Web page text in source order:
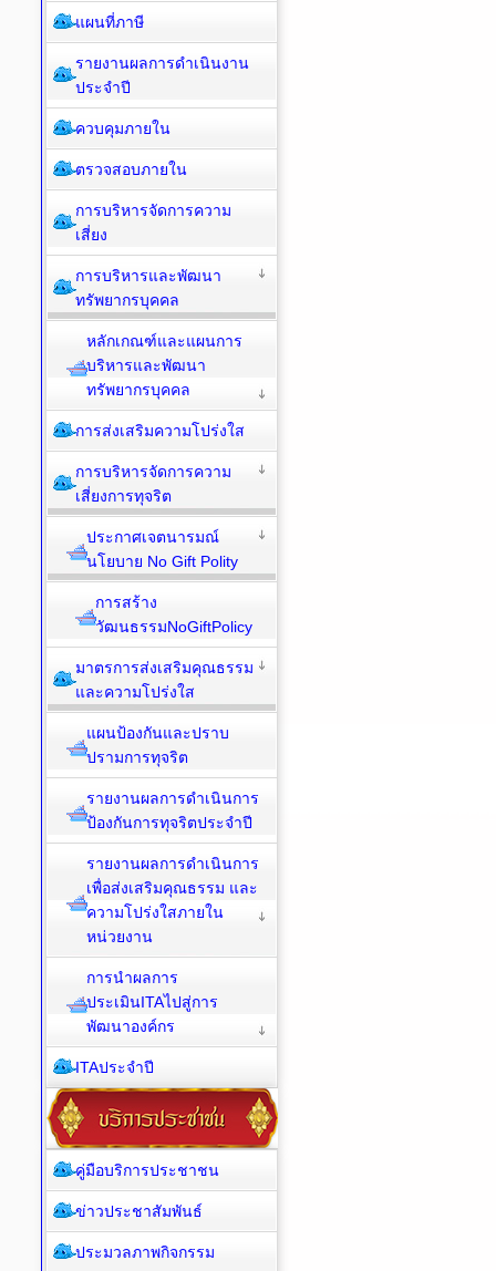
แผนที่ภาษี
รายงานผลการดำเนินงาน
ประจำปี
ควบคุมภายใน
ตรวจสอบภายใน
การบริหารจัดการความ
เสี่ยง
การบริหารและพัฒนา
ทรัพยากรบุคคล
หลักเกณฑ์และแผนการ
บริหารและพัฒนา
ทรัพยากรบุคคล
การส่งเสริมความโปร่งใส
การบริหารจัดการความ
เสี่ยงการทุจริต
ประกาศเจตนารมณ์
นโยบาย No Gift Polity
การสร้าง
วัฒนธรรมNoGiftPolicy
มาตรการส่งเสริมคุณธรรม
และความโปร่งใส
แผนป้องกันและปราบ
ปรามการทุจริต
รายงานผลการดำเนินการ
ป้องกันการทุจริตประจำปี
รายงานผลการดำเนินการ
เพื่อส่งเสริมคุณธรรม และ
ความโปร่งใสภายใน
หน่วยงาน
การนำผลการ
ประเมินITAไปสู่การ
พัฒนาองค์กร
ITAประจำปี
คู่มือบริการประชาชน
ข่าวประชาสัมพันธ์
ประมวลภาพกิจกรรม